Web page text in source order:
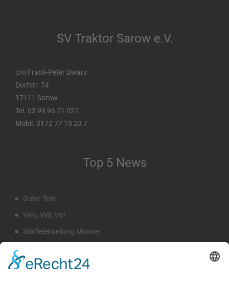
SV Traktor Sarow e.V.
c/o Frank-Peter Dwars
Dorfstr. 74
17111 Sarow
Tel. 03 99 96 71 027
Mobil. 0172 77 15 23 7
Top 5 News
Guter Test
Veni, Vidi, vici
Staffeleinteilung Männer
Emil Hahn